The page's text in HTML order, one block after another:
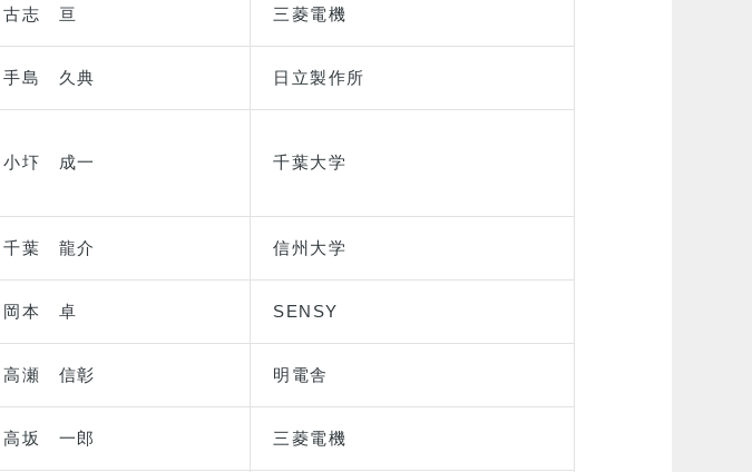
古志 亘 三菱電機
手島 久典 日立製作所
小圷 成一 千葉大学
千葉 龍介 信州大学
岡本 卓 SENSY
高瀬 信彰 明電舎
高坂 一郎 三菱電機